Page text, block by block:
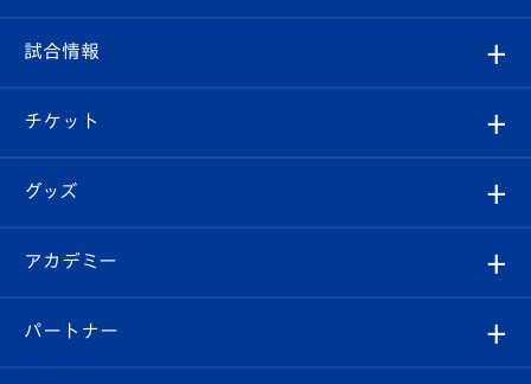
クラブ
試合情報
チケット
イベント
メディア
クラブ概要
エンブレム紹介
スタッフプロフィール
マスコット紹介
観戦ルール
はじめての観戦ガイド
Revive Team
ヴィヴィくんの長崎おもてなしガイド
試合情報
試合日程/結果
フォトギャラリー
スタジアムグルメ
チケット
チケット
V-LOVERS（ファンクラブ）
プレイヤーズスイート
グッズ
オンラインショップ
店舗情報
アカデミー
育成からのお知らせ
パートナー